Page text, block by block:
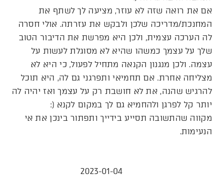
אם את רואה שזה לא עוזר, מציעה לך לשתף את
המחנכת/מדריכה שלכן ולבקש את עזרתה. אולי חסרה
לה הערכה עצמית, ולכן היא מפרשת את הדיבור הטוב
שלך על עצמך כמשהו שהיא לא מסוגלת לעשות על
עצמה. ולכן מנגנון הקנאה מתחיל לפעול, כי היא לא
מצליחה אחרת. אם תחמיאי ותפרגני גם לה, היא תוכל
להרגיש שהנה, את לא חושבת רק על עצמך ואז יהיה לה
יותר קל לפרגן ולהחמיא גם לך במקום לקנא (:
מקווה שהתשובה תסייע בידייך ותפתור בינכן את אי
הנעימות.
2023-01-04